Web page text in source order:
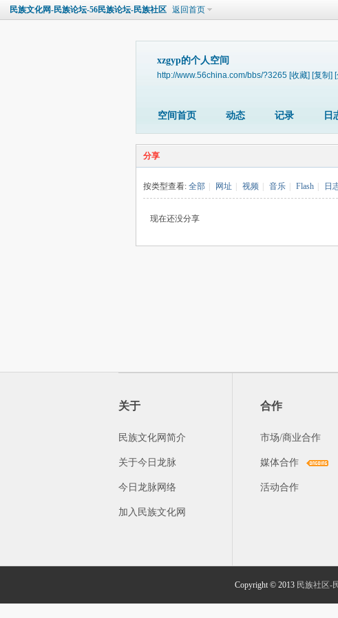
民族文化网-民族论坛-56民族论坛-民族社区 返回首页
xzgyp的个人空间
http://www.56china.com/bbs/?3265 [收藏] [复制] [
空间首页 动态 记录 日
分享
按类型查看: 全部 网址 视频 音乐 Flash 日
现在还没分享
关于
民族文化网简介
关于今日龙脉
今日龙脉网络
加入民族文化网
合作
市场/商业合作
媒体合作
活动合作
Copyright © 2013 民族社区-